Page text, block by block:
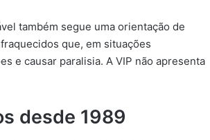
também segue uma orientação de
que, em situações
e causar paralisia. A VIP não apresenta
desde 1989